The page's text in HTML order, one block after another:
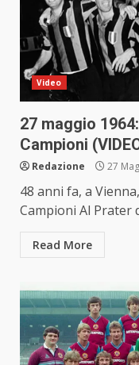
Video
27 maggio
Campioni
Redazione 27
48 anni fa, a
Campioni Al Prater
Read More